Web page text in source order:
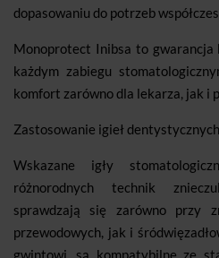
dopasowaniu do potrzeb
Monoprotect Inibsa to gwarancja
każdym zabiegu
komfort zarówno dla lekarza, jak i
Zastosowanie igieł
Wskazane igły
różnorodnych technik
sprawdzają się zarówno przy
przewodowych, jak i
gwintowi, są kompatybilne ze